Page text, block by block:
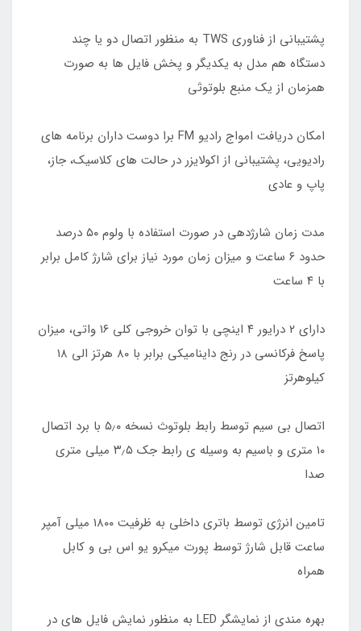
پشتیبانی از فناوری TWS به منظور اتصال دو یا چند
دستگاه هم مدل به یکدیگر و پخش فایل ها به صورت
همزمان از یک منبع بلوتوثی
امکان دریافت امواج رادیو FM برا دوست داران برنامه های
رادیویی، پشتیبانی از اکولایزر در حالت های کلاسیک، جاز،
پاپ و عادی
مدت زمان شارژدهی در صورت استفاده با ولوم ۵۰ درصد
حدود ۶ ساعت و میزان زمان مورد نیاز برای شارژ کامل برابر
با ۴ ساعت
دارای ۲ درایور ۴ اینچی با توان خروجی کلی ۱۶ واتی، میزان
پاسخ فرکانسی در رنج داینامیکی برابر با ۸۰ هرتز الی ۱۸
کیلوهرتز
اتصال بی سیم توسط رابط بلوتوث نسخه ۵٫۰ با برد اتصال
۱۰ متری و باسیم به وسیله ی رابط جک ۳٫۵ میلی متری
صدا
تامین انرژی توسط باتری داخلی به ظرفیت ۱۸۰۰ میلی آمپر
ساعت قابل شارژ توسط پورت میکرو یو اس بی و کابل
همراه
بهره مندی از نمایشگر LED به منظور نمایش فایل های در